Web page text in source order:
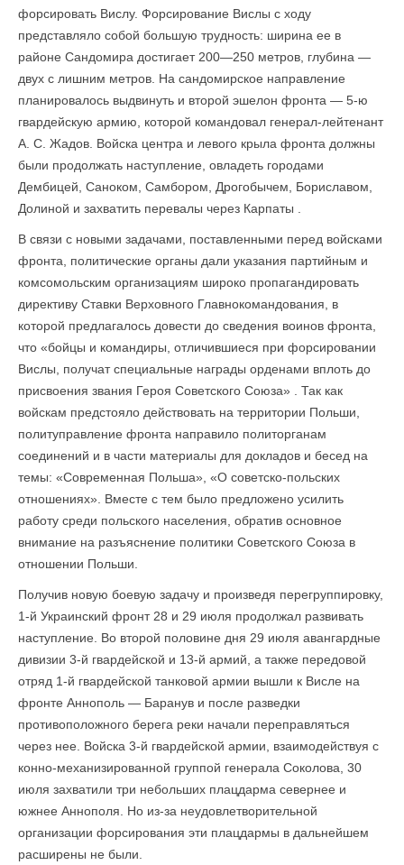
форсировать Вислу. Форсирование Вислы с ходу
представляло собой большую трудность: ширина ее в
районе Сандомира достигает 200—250 метров, глубина —
двух с лишним метров. На сандомирское направление
планировалось выдвинуть и второй эшелон фронта — 5-ю
гвардейскую армию, которой командовал генерал-лейтенант
А. С. Жадов. Войска центра и левого крыла фронта должны
были продолжать наступление, овладеть городами
Дембицей, Саноком, Самбором, Дрогобычем, Бориславом,
Долиной и захватить перевалы через Карпаты .
В связи с новыми задачами, поставленными перед войсками
фронта, политические органы дали указания партийным и
комсомольским организациям широко пропагандировать
директиву Ставки Верховного Главнокомандования, в
которой предлагалось довести до сведения воинов фронта,
что «бойцы и командиры, отличившиеся при форсировании
Вислы, получат специальные награды орденами вплоть до
присвоения звания Героя Советского Союза» . Так как
войскам предстояло действовать на территории Польши,
политуправление фронта направило политорганам
соединений и в части материалы для докладов и бесед на
темы: «Современная Польша», «О советско-польских
отношениях». Вместе с тем было предложено усилить
работу среди польского населения, обратив основное
внимание на разъяснение политики Советского Союза в
отношении Польши.
Получив новую боевую задачу и произведя перегруппировку,
1-й Украинский фронт 28 и 29 июля продолжал развивать
наступление. Во второй половине дня 29 июля авангардные
дивизии 3-й гвардейской и 13-й армий, а также передовой
отряд 1-й гвардейской танковой армии вышли к Висле на
фронте Аннополь — Баранув и после разведки
противоположного берега реки начали переправляться
через нее. Войска 3-й гвардейской армии, взаимодействуя с
конно-механизированной группой генерала Соколова, 30
июля захватили три небольших плацдарма севернее и
южнее Аннополя. Но из-за неудовлетворительной
организации форсирования эти плацдармы в дальнейшем
расширены не были.